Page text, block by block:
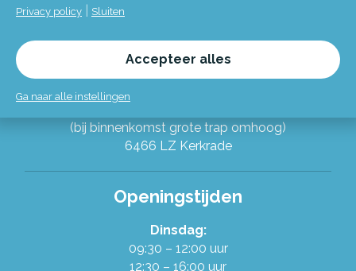
Alles over de Ruilwinkel
Werken in de Ruilwinkel
Locatie
Flexiforum Kerkrade
(bij binnenkomst grote trap omhoog)
6466 LZ Kerkrade
Openingstijden
Dinsdag:
09:30 – 12:00 uur
12:30 – 16:00 uur
Privacy policy Sluiten
Accepteer alles
Ga naar alle instellingen